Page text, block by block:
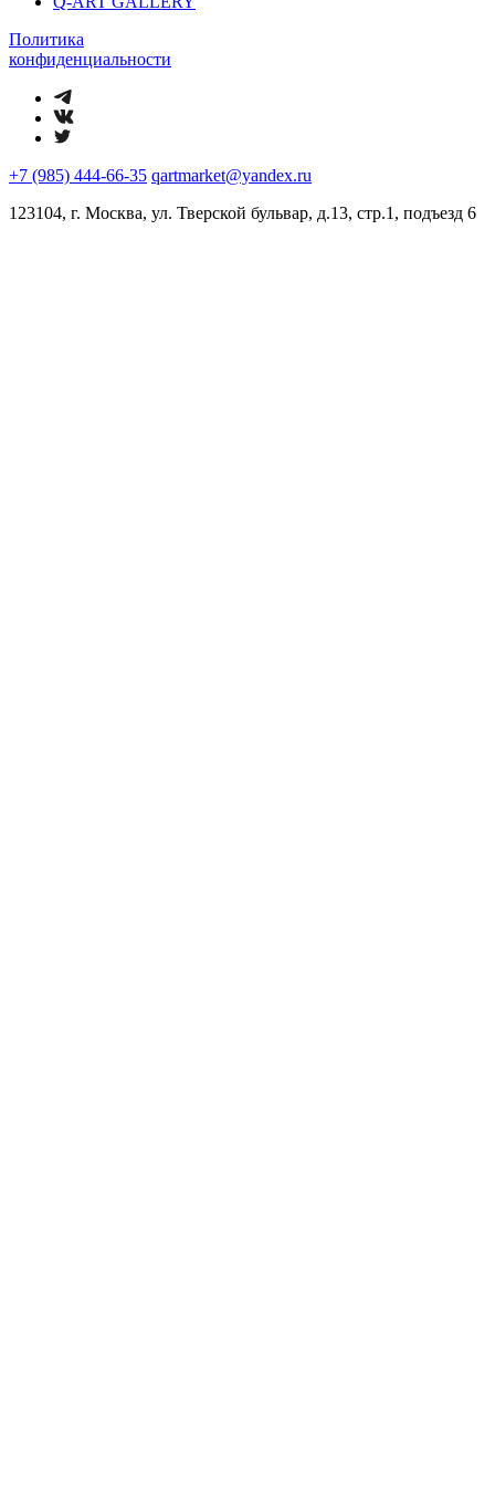
Политика
конфиденциальности
+7 (985) 444-66-35 qartmarket@yandex.ru
123104, г. Москва, ул. Тверской бульвар, д.13, стр.1, подъезд 6